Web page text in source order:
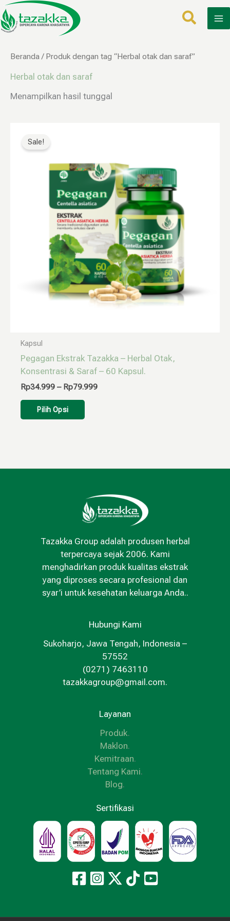
Lewati
ke
konten
Beranda / Produk dengan tag “Herbal otak dan saraf”
Herbal otak dan saraf
Menampilkan hasil tunggal
Sale!
Kapsul
Pegagan Ekstrak Tazakka – Herbal Otak,
Konsentrasi & Saraf – 60 Kapsul.
Rp34.999 – Rp79.999
Rp79.999
Pilih Opsi
beberapa
varian.
Pilihan
ini
dapat
diambil
di
halaman
produk
Tazakka Group adalah produsen herbal
terpercaya sejak 2006. Kami
menghadirkan produk kualitas ekstrak
yang diproses secara profesional dan
syar’i untuk kesehatan keluarga Anda..
Hubungi Kami
Sukoharjo, Jawa Tengah, Indonesia –
57552
(0271) 7463110
tazakkagroup@gmail.com.
Layanan
Produk.
Maklon.
Kemitraan.
Tentang Kami.
Blog.
Sertifikasi